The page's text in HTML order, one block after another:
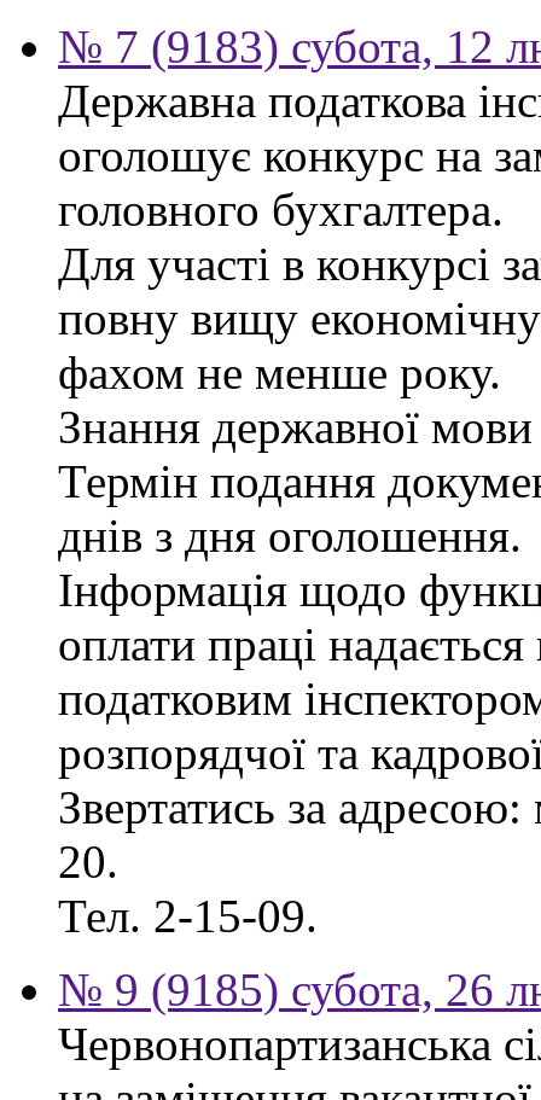
№ 7 (9183) субота, 12
Державна податкова
оголошує конкурс на
головного бухгалтера.
Для участі в конкурсі
повну вищу економічну
фахом не менше року.
Знання державної
Термін подання
днів з дня оголошення.
Інформація щодо
оплати праці
податковим
розпорядчої та
Звертатись за
20.
Тел. 2-15-09.
№ 9 (9185) субота, 26
Червонопартизанська